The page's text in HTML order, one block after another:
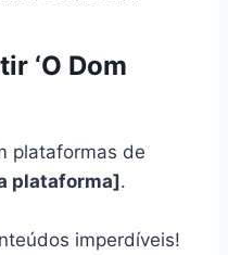
‘O Dom
plataformas de
plataforma].
imperdíveis!